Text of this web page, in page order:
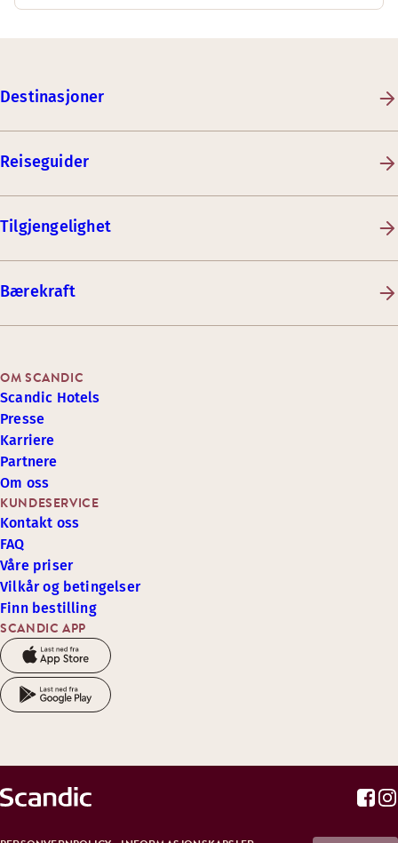
Destinasjoner
Reiseguider
Tilgjengelighet
Bærekraft
SCANDIC APP
KUNDESERVICE
Kontakt oss
FAQ
Våre priser
Vilkår og betingelser
Finn bestilling
OM SCANDIC
Scandic Hotels
Presse
Karriere
Partnere
Om oss